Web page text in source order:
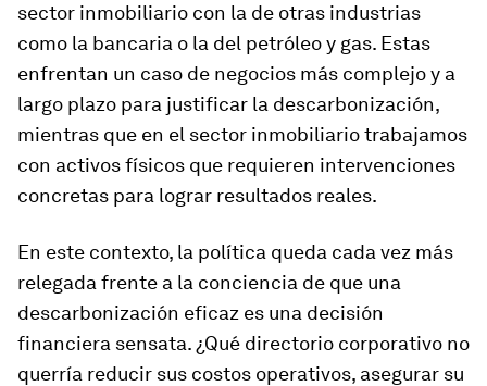
sector inmobiliario con la de otras industrias
como la bancaria o la del petróleo y gas. Estas
enfrentan un caso de negocios más complejo y a
largo plazo para justificar la descarbonización,
mientras que en el sector inmobiliario trabajamos
con activos físicos que requieren intervenciones
concretas para lograr resultados reales.
En este contexto, la política queda cada vez más
relegada frente a la conciencia de que una
descarbonización eficaz es una decisión
financiera sensata. ¿Qué directorio corporativo no
querría reducir sus costos operativos, asegurar su